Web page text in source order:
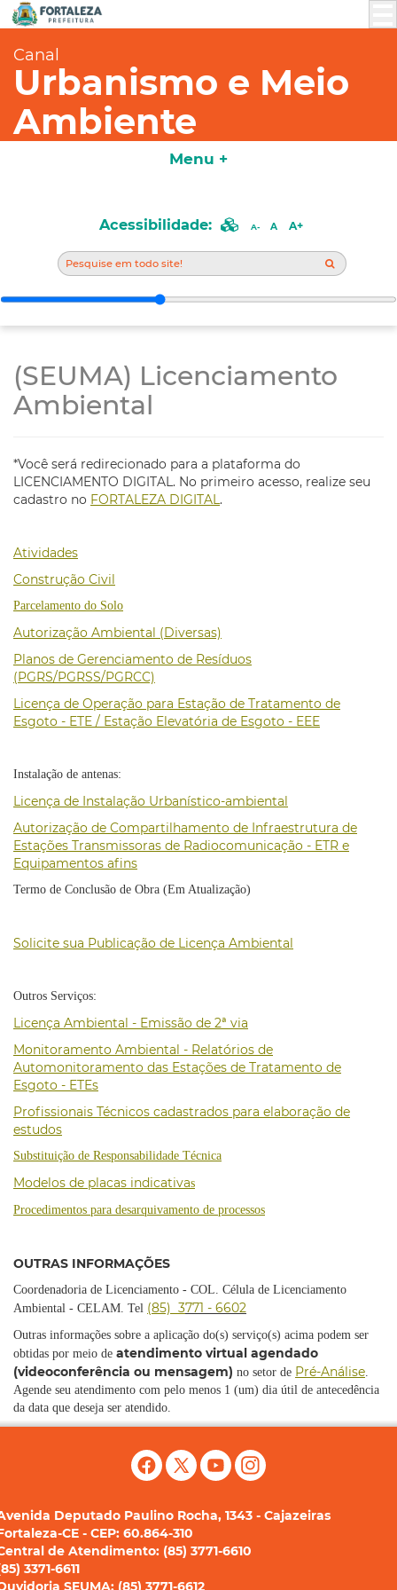
Canal
Urbanismo e Meio
Ambiente
Acessibilidade: A
(SEUMA) Licenciamento
Ambiental
*Você será redirecionado para a plataforma do
LICENCIAMENTO DIGITAL. No primeiro acesso, realize seu
cadastro no FORTALEZA DIGITAL.
Atividades
Construção Civil
Parcelamento do Solo
Autorização Ambiental (Diversas)
Planos de Gerenciamento de Resíduos
(PGRS/PGRSS/PGRCC)
Licença de Operação para Estação de Tratamento de
Esgoto - ETE / Estação Elevatória de Esgoto - EEE
Instalação de antenas:
Licença de Instalação Urbanístico-ambiental
Autorização de Compartilhamento de Infraestrutura de
Estações Transmissoras de Radiocomunicação - ETR e
Equipamentos afins
Termo de Conclusão de Obra (Em Atualização)
Solicite sua Publicação de Licença Ambiental
Outros Serviços:
Licença Ambiental - Emissão de 2ª via
Monitoramento Ambiental - Relatórios de
Automonitoramento das Estações de Tratamento de
Esgoto - ETEs
Profissionais Técnicos cadastrados para elaboração de
estudos
Substituição de Responsabilidade Técnica
Modelos de placas indicativas
Procedimentos para desarquivamento de processos
OUTRAS INFORMAÇÕES
Coordenadoria de Licenciamento - COL. Célula de Licenciamento
Ambiental - CELAM. Tel (85) 3771 - 6602
Outras informações sobre a aplicação do(s) serviço(s) acima podem ser
obtidas por meio de atendimento virtual agendado
(videoconferência ou mensagem) no setor de Pré-Análise.
Agende seu atendimento com pelo menos 1 (um) dia útil de antecedência
da data que deseja ser atendido.
Deputado Paulino Rocha, 1343 - Cajazeiras
CE - CEP: 60.864-310
de Atendimento: (85) 3771-6610
3371-6611
SEUMA: (85) 3771-6612